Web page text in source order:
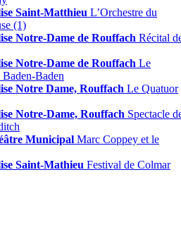
Saint-Matthieu L’Orchestre du
(1)
Notre-Dame de Rouffach Récital
Notre-Dame de Rouffach Le
Baden
Notre Dame, Rouffach Le Quatuor
Notre-Dame, Rouffach Spectacle
Municipal Marc Coppey et le
Saint-Mathieu Festival de Colmar